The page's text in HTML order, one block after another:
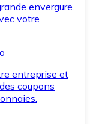
envergure.
votre
entreprise et
coupons